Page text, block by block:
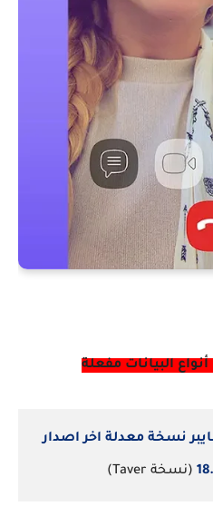
البيانات مفعلة
نسخة معدلة اخر اصدار
(نسخة Taver)